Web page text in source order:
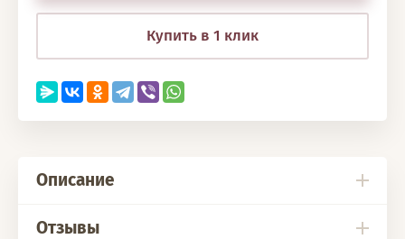
Купить в 1 клик
Описание
Отзывы